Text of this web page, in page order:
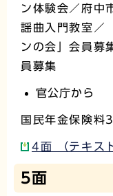
ン体験会／府中
謡曲入門教室／
ンの会」会員募
員募集
官公庁から
国民年金保険料
4面 （テキス
5面